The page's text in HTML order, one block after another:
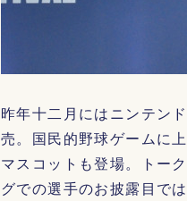
昨年十二月にはニンテン
売。国民的野球ゲームに
マスコットも登場。トー
グでの選手のお披露目で